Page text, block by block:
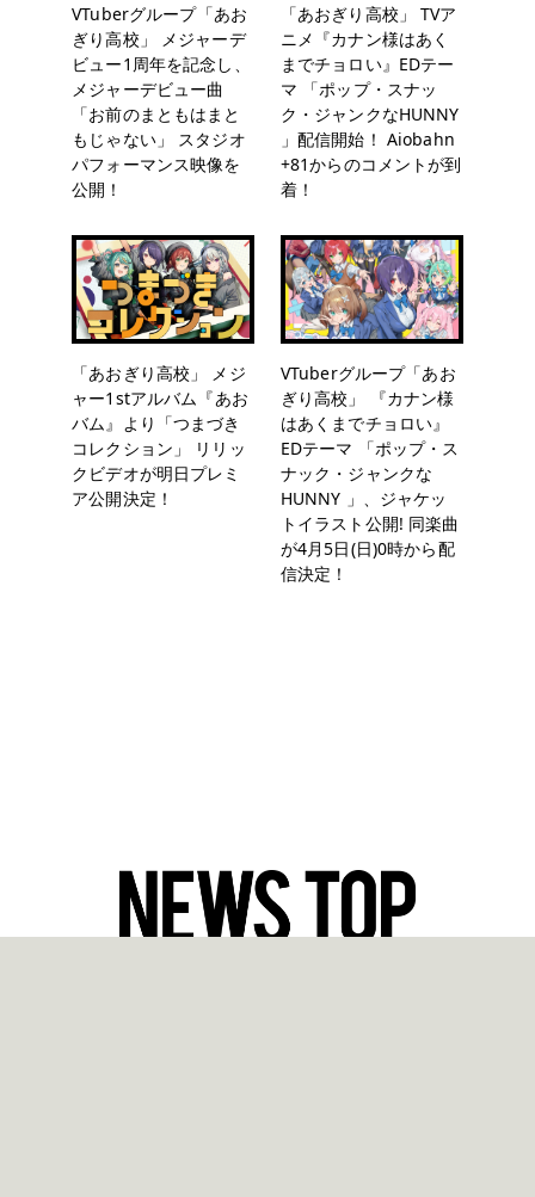
VTuberグループ「あお
ぎり高校」 メジャーデ
ビュー1周年を記念し、
メジャーデビュー曲
「お前のまともはまと
もじゃない」 スタジオ
パフォーマンス映像を
公開！
「あおぎり高校」 TVア
ニメ『カナン様はあく
までチョロい』EDテー
マ 「ポップ・スナッ
ク・ジャンクなHUNNY
」配信開始！ Aiobahn
+81からのコメントが到
着！
「あおぎり高校」 メジ
ャー1stアルバム『あお
バム』より「つまづき
コレクション」 リリッ
クビデオが明日プレミ
ア公開決定！
VTuberグループ「あお
ぎり高校」 『カナン様
はあくまでチョロい』
EDテーマ 「ポップ・ス
ナック・ジャンクな
HUNNY 」、ジャケッ
トイラスト公開! 同楽曲
が4月5日(日)0時から配
信決定！